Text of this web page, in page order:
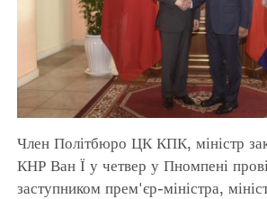
Член Політбюро ЦК КПК, міністр
КНР Ван Ї у четвер у Пномпені
заступником прем'єр-міністра,